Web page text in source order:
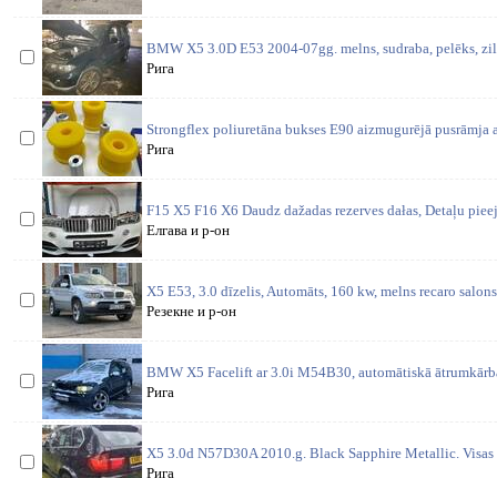
BMW X5 3.0D E53 2004-07gg. melns, sudraba, pelēks,
Рига
Strongflex poliuretāna bukses E90 aizmugurējā pusrāmja
Рига
F15 X5 F16 X6 Daudz dažadas rezerves dałas, Detaļu
Елгава и р-он
X5 E53, 3.0 dīzelis, Automāts, 160 kw, melns recaro
Резекне и р-он
BMW X5 Facelift ar 3.0i M54B30, automātiskā
Рига
X5 3.0d N57D30A 2010.g. Black Sapphire Metallic.
Рига